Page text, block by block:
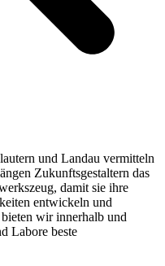
und Landau vermitteln
Zukunftsgestaltern das
damit sie ihre
entwickeln und
wir innerhalb und
Labore beste